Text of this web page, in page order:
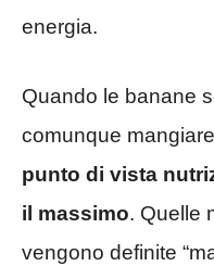
energia.
Quando le banane
comunque
punto di vista
il massimo. Quelle
vengono definite